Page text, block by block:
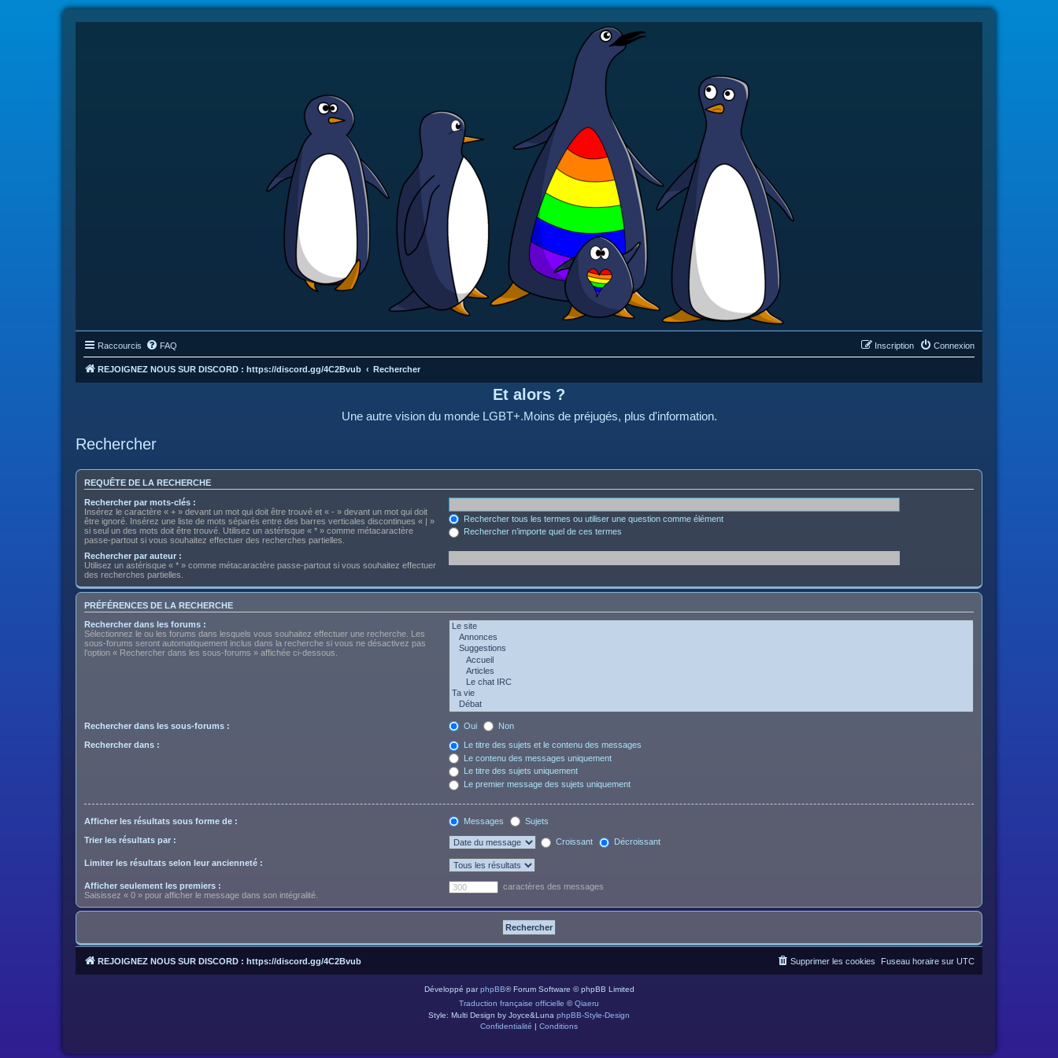
Raccourcis FAQ Connexion
Inscription
REJOIGNEZ NOUS SUR DISCORD : https://discord.gg/4C2Bvub Rechercher
Et alors ?
Une autre vision du monde LGBT+.Moins de préjugés, plus d'information.
Rechercher
REQUÊTE DE LA RECHERCHE
Rechercher par mots-clés :
Insérez le caractère « + » devant un mot qui doit être trouvé et « - » devant un mot qui doit
être ignoré. Insérez une liste de mots séparés entre des barres verticales discontinues « | »
si seul un des mots doit être trouvé. Utilisez un astérisque « * » comme métacaractère
passe-partout si vous souhaitez effectuer des recherches partielles.
Rechercher tous les termes ou utiliser une question comme élément
Rechercher n’importe quel de ces termes
Rechercher par auteur :
Utilisez un astérisque « * » comme métacaractère passe-partout si vous souhaitez effectuer
des recherches partielles.
PRÉFÉRENCES DE LA RECHERCHE
Rechercher dans les forums :
Sélectionnez le ou les forums dans lesquels vous souhaitez effectuer une recherche. Les
sous-forums seront automatiquement inclus dans la recherche si vous ne désactivez pas
l’option « Rechercher dans les sous-forums » affichée ci-dessous.
Rechercher dans les sous-forums : Oui Non
Rechercher dans :
Le titre des sujets et le contenu des messages
Le contenu des messages uniquement
Le titre des sujets uniquement
Le premier message des sujets uniquement
Afficher les résultats sous forme de : Messages Sujets
Trier les résultats par : Croissant Décroissant
Limiter les résultats selon leur ancienneté :
Afficher seulement les premiers :
Saisissez « 0 » pour afficher le message dans son intégralité.
caractères des messages
REJOIGNEZ NOUS SUR DISCORD : https://discord.gg/4C2Bvub Fuseau horaire sur UTC
Supprimer les cookies
Développé parphpBB® Forum Software © phpBB Limited
Traduction française officielle ©Qiaeru
Style: Multi Design by Joyce&Luna phpBB-Style-Design
Confidentialité | Conditions